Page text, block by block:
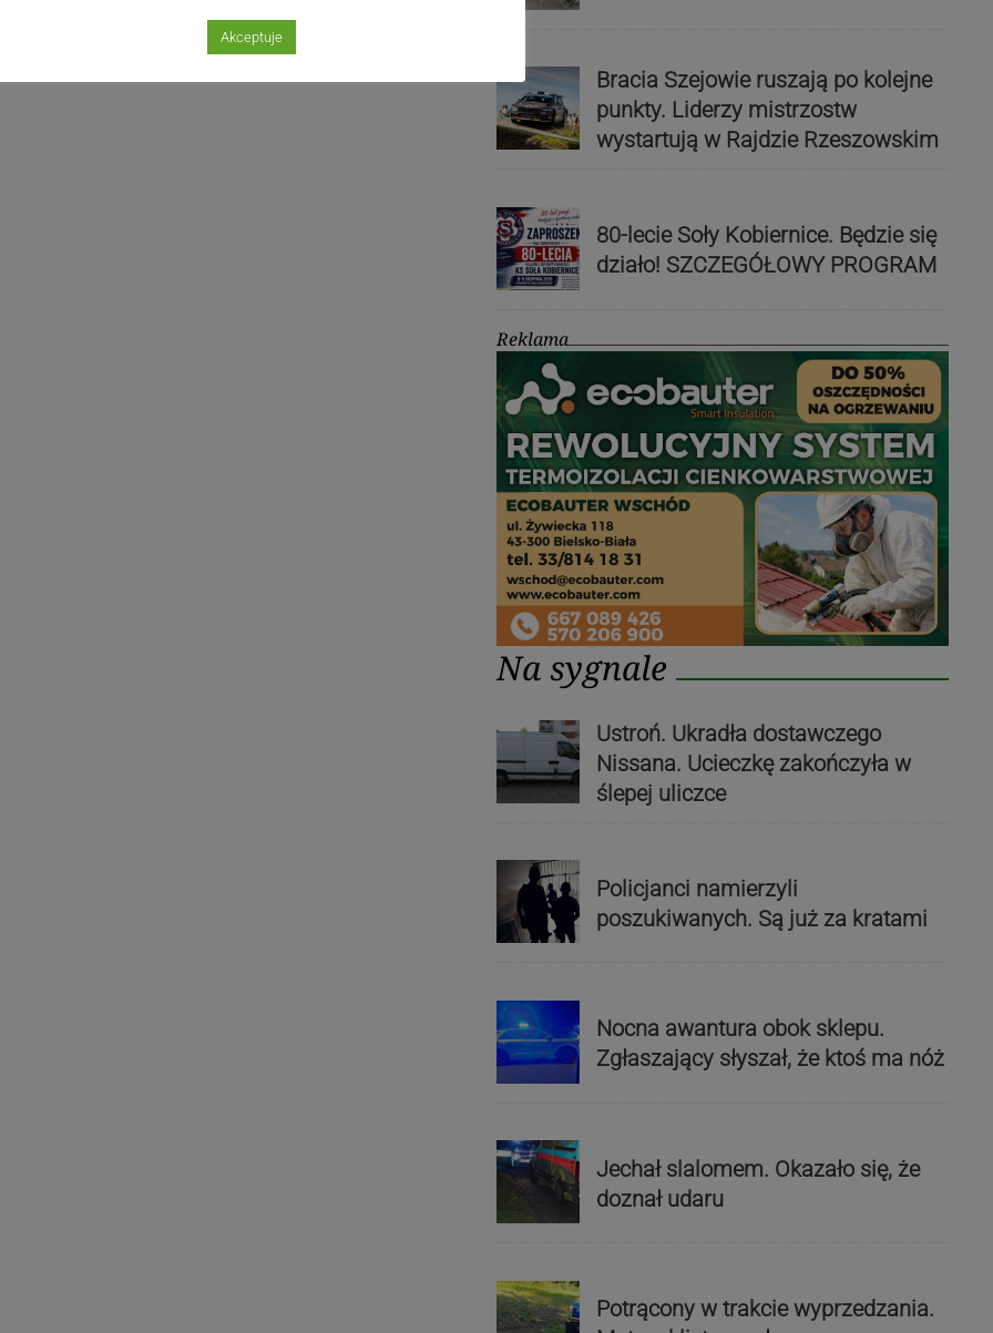
Bracia Szejowie ruszają po kolejne
punkty. Liderzy mistrzostw
wystartują w Rajdzie Rzeszowskim
80-lecie Soły Kobiernice. Będzie się
działo! SZCZEGÓŁOWY PROGRAM
Reklama
Na sygnale
Ustroń. Ukradła dostawczego
Nissana. Ucieczkę zakończyła w
ślepej uliczce
Policjanci namierzyli
poszukiwanych. Są już za kratami
Nocna awantura obok sklepu.
Zgłaszający słyszał, że ktoś ma nóż
Jechał slalomem. Okazało się, że
doznał udaru
Potrącony w trakcie wyprzedzania.
Akceptuje